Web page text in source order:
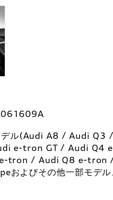
デル(Audi A8 / Audi Q3
e-tron GT / Audi Q4
tron / Audi Q8 e-tron
およびその他一部モデ